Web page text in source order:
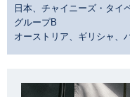
日本、チャイニーズ・タイ
グループB
オーストリア、ギリシャ、